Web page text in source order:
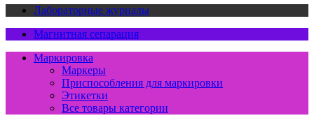
Лабораторные журналы
Магнитная сепарация
Маркировка
Маркеры
Приспособления для маркировки
Этикетки
Все товары категории